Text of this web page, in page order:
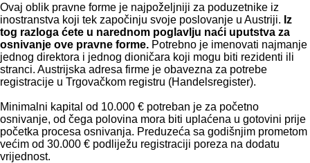
Ovaj oblik pravne forme je najpoželjniji za poduzetnike iz
inostranstva koji tek započinju svoje poslovanje u Austriji. Iz
tog razloga ćete u narednom poglavlju naći uputstva za
osnivanje ove pravne forme. Potrebno je imenovati najmanje
jednog direktora i jednog dioničara koji mogu biti rezidenti ili
stranci. Austrijska adresa firme je obavezna za potrebe
registracije u Trgovačkom registru (Handelsregister).
Minimalni kapital od 10.000 € potreban je za početno
osnivanje, od čega polovina mora biti uplaćena u gotovini prije
početka procesa osnivanja. Preduzeća sa godišnjim prometom
većim od 30.000 € podliježu registraciji poreza na dodatu
vrijednost.